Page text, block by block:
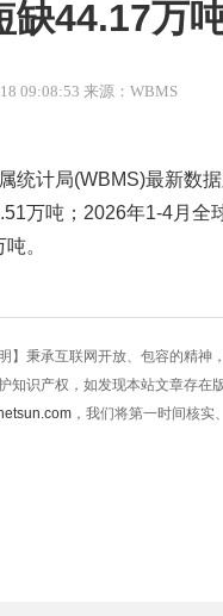
缺44.17万
09:08:53 来源：WBMS
统计局(WBMS)最新数
万吨；2026年1-4月全
。
明】秉承互联网开放、包容的精
知识产权，如发现本站文章存在
，我们将第一时间核实